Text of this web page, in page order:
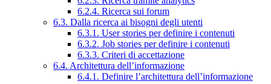
6.2.4. Ricerca sui forum
6.3. Dalla ricerca ai bisogni degli utenti
6.3.1. User stories per definire i contenuti
6.3.2. Job stories per definire i contenuti
6.3.3. Criteri di accettazione
6.4. Architettura dell’informazione
6.4.1. Definire l’architettura dell’informazione